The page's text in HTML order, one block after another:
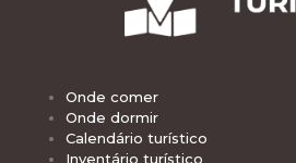
Onde comer
Onde dormir
Calendário turístico
Inventário turístico